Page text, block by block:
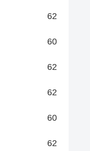
62
60
62
62
60
62